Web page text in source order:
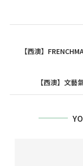
【西澳】
【西澳】文藝